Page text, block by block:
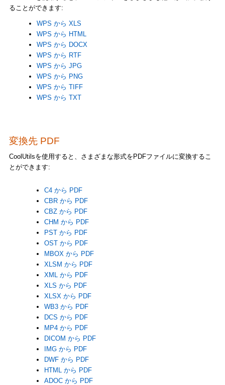
ることができます:
WPS から XLS
WPS から HTML
WPS から DOCX
WPS から RTF
WPS から JPG
WPS から PNG
WPS から TIFF
WPS から TXT
変換先 PDF
CoolUtilsを使用すると、さまざまな形式をPDFファイルに変換するこ
とができます:
C4 から PDF
CBR から PDF
CBZ から PDF
CHM から PDF
PST から PDF
OST から PDF
MBOX から PDF
XLSM から PDF
XML から PDF
XLS から PDF
XLSX から PDF
WB3 から PDF
DCS から PDF
MP4 から PDF
DICOM から PDF
IMG から PDF
DWF から PDF
HTML から PDF
ADOC から PDF